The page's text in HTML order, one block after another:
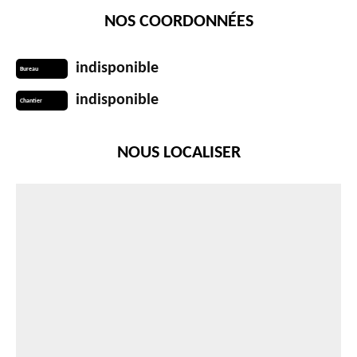
NOS COORDONNÉES
Bureau indisponible
Chantier indisponible
NOUS LOCALISER